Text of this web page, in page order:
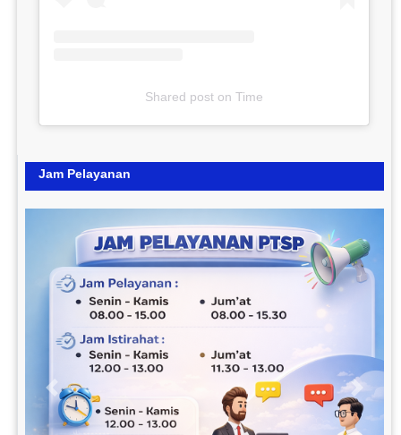
Shared poston Time
Jam Pelayanan
Previous Next